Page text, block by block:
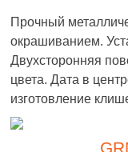
Прочный
окрашиванием.
Двухсторонняя
цвета. Дата в
изготовление